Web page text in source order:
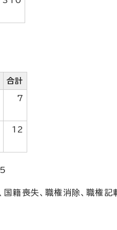
合計
7
12
国籍喪失、職権消除、職権記